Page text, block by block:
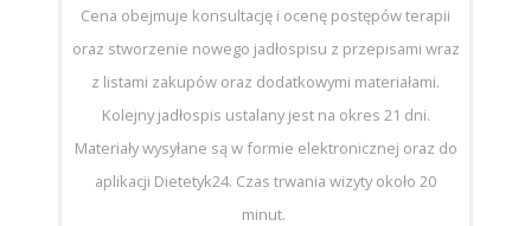
Cena obejmuje konsultację i ocenę postępów terapii
oraz stworzenie nowego jadłospisu z przepisami wraz
z listami zakupów oraz dodatkowymi materiałami.
Kolejny jadłospis ustalany jest na okres 21 dni.
Materiały wysyłane są w formie elektronicznej oraz do
aplikacji Dietetyk24. Czas trwania wizyty około 20
minut.